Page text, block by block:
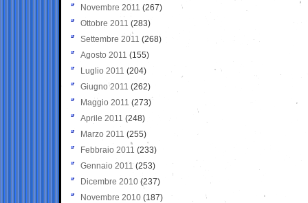
Novembre 2011 (267)
Ottobre 2011 (283)
Settembre 2011 (268)
Agosto 2011 (155)
Luglio 2011 (204)
Giugno 2011 (262)
Maggio 2011 (273)
Aprile 2011 (248)
Marzo 2011 (255)
Febbraio 2011 (233)
Gennaio 2011 (253)
Dicembre 2010 (237)
Novembre 2010 (187)